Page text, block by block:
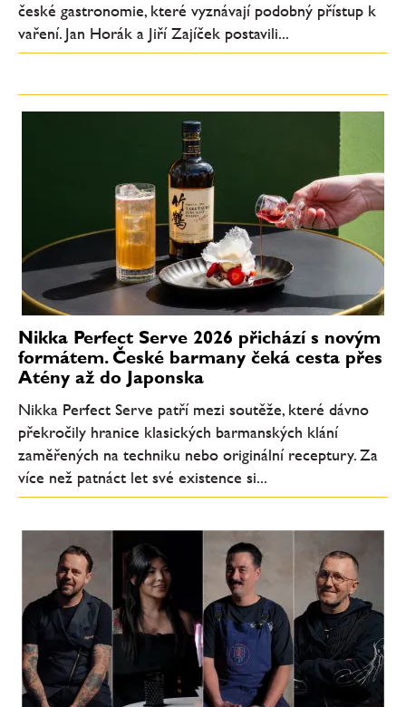
české gastronomie, které vyznávají podobný přístup k
vaření. Jan Horák a Jiří Zajíček postavili...
Nikka Perfect Serve 2026 přichází s novým
formátem. České barmany čeká cesta přes
Atény až do Japonska
Nikka Perfect Serve patří mezi soutěže, které dávno
překročily hranice klasických barmanských klání
zaměřených na techniku nebo originální receptury. Za
více než patnáct let své existence si...